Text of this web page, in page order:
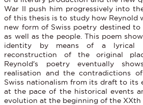
War II push him progressively into
of this thesis is to study how Reynold
new form of Swiss poetry destined
as well as the people. This poem
identity by means of a lyrical
reconstruction of the original
Reynold's poetry eventually
realisation and the contradictions
Swiss nationalism from its draft to its
at the pace of the historical events
evolution at the beginning of the XXth